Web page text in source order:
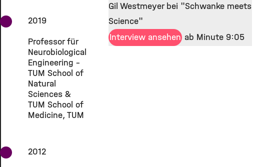
2019
Professor für
Neurobiological
Engineering -
TUM School of
Natural
Sciences &
TUM School of
Medicine, TUM
2012
Gil Westmeyer bei "Schwanke meets
Science"
Interview ansehen ab Minute 9:05